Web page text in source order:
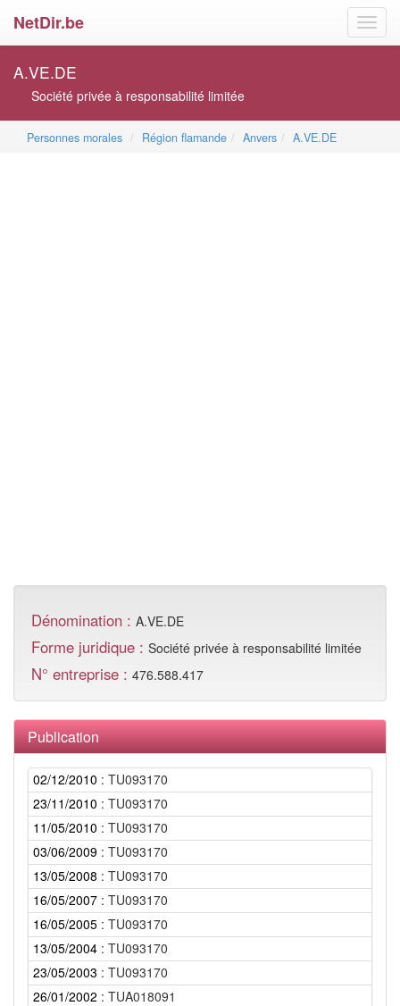
NetDir.be
A.VE.DE
Société privée à responsabilité limitée
Personnes morales Région flamande Anvers A.VE.DE
Dénomination : A.VE.DE
Forme juridique : Société privée à responsabilité limitée
N° entreprise : 476.588.417
Publication
02/12/2010 : TU093170
23/11/2010 : TU093170
11/05/2010 : TU093170
03/06/2009 : TU093170
13/05/2008 : TU093170
16/05/2007 : TU093170
16/05/2005 : TU093170
13/05/2004 : TU093170
23/05/2003 : TU093170
26/01/2002 : TUA018091